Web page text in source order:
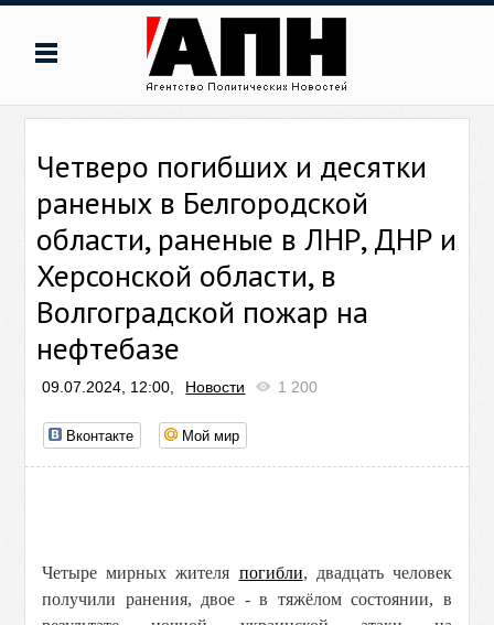
Четверо погибших и десятки
раненых в Белгородской
области, раненые в ЛНР, ДНР и
Херсонской области, в
Волгоградской пожар на
нефтебазе
09.07.2024, 12:00, Новости 1 200
Вконтакте Мой мир
Четыре мирных жителя погибли, двадцать человек
получили ранения, двое - в тяжёлом состоянии, в